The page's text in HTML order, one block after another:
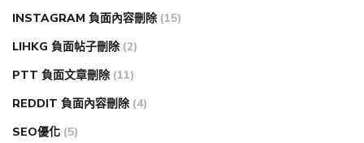
INSTAGRAM 負面內容刪除 (15)
LIHKG 負面帖子刪除 (2)
PTT 負面文章刪除 (11)
REDDIT 負面內容刪除 (4)
SEO優化 (5)